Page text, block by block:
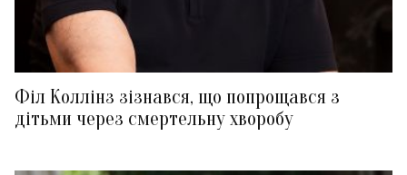
Філ Коллінз зізнався, що попрощався з
дітьми через смертельну хворобу